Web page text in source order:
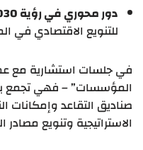
دور محوري في رؤية 2030
للتنويع الاقتصادي في
في جلسات استشارية مع
المؤسسات” – فهي تجمع
صناديق التقاعد وإمكانات
الاستراتيجية وتنويع مصادر